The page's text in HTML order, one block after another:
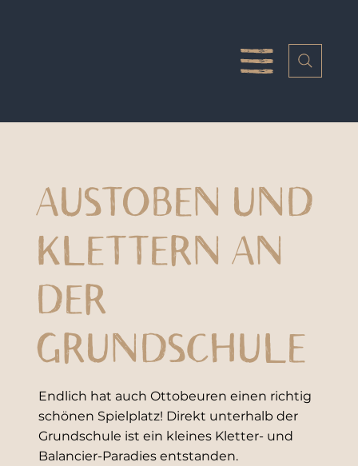
AUSTOBEN UND
KLETTERN AN
DER
GRUNDSCHULE
Endlich hat auch Ottobeuren einen richtig
schönen Spielplatz! Direkt unterhalb der
Grundschule ist ein kleines Kletter- und
Balancier-Paradies entstanden.